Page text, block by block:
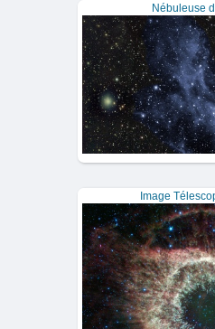
Nébuleuse
Image